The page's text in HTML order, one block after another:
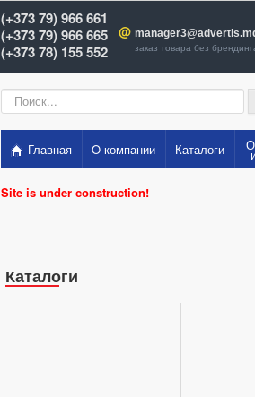
(+373 79) 966 661
(+373 79) 966 665
(+373 78) 155 552
@
заказ товара без
Искать...
Главная O компании Каталоги
Site is under construction!